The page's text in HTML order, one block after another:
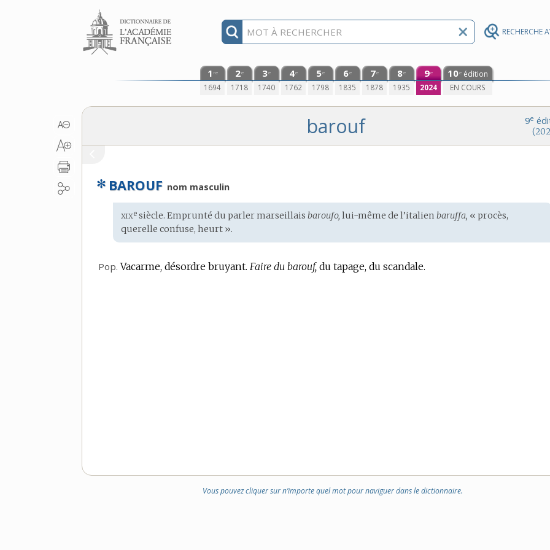
RECHERCHE
Aller au contenu
1 re
1694
2e
1718
3e
1740
4e
1762
5e
1798
6e
1835
7e
1878
8e
1935
9e
2024
10e édition
EN COURS
9e
barouf
✻ BAROUF nom masculin
Étymologie
:
xixe siècle. Emprunté duparler marseillais baroufo, lui-même de l’italien baruffa, « procès,
querelle confuse, heurt ».
Pop. Vacarme, désordre bruyant. Faire du barouf, du tapage, du scandale.
Vous pouvez cliquer sur n’importe quel mot pour naviguer dans le dictionnaire.